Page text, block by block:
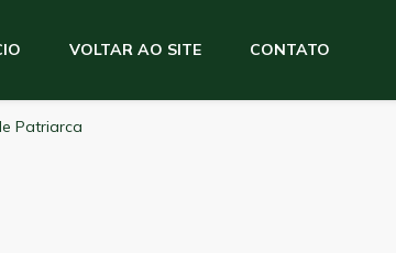
VOLTAR AO SITE CONTATO
Patriarca